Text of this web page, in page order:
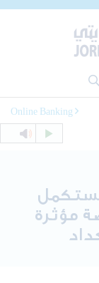
Online Banking
يستكمل
مؤثرة